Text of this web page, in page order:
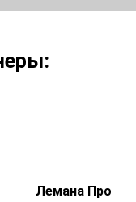
Лемана Про